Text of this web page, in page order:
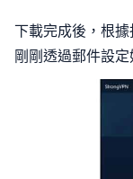
下載完成後，根
剛剛透過郵件設定